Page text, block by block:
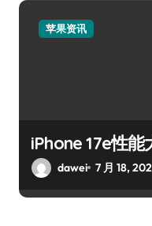
苹果资讯
iPhone 17e性
dawei 7 月 18,